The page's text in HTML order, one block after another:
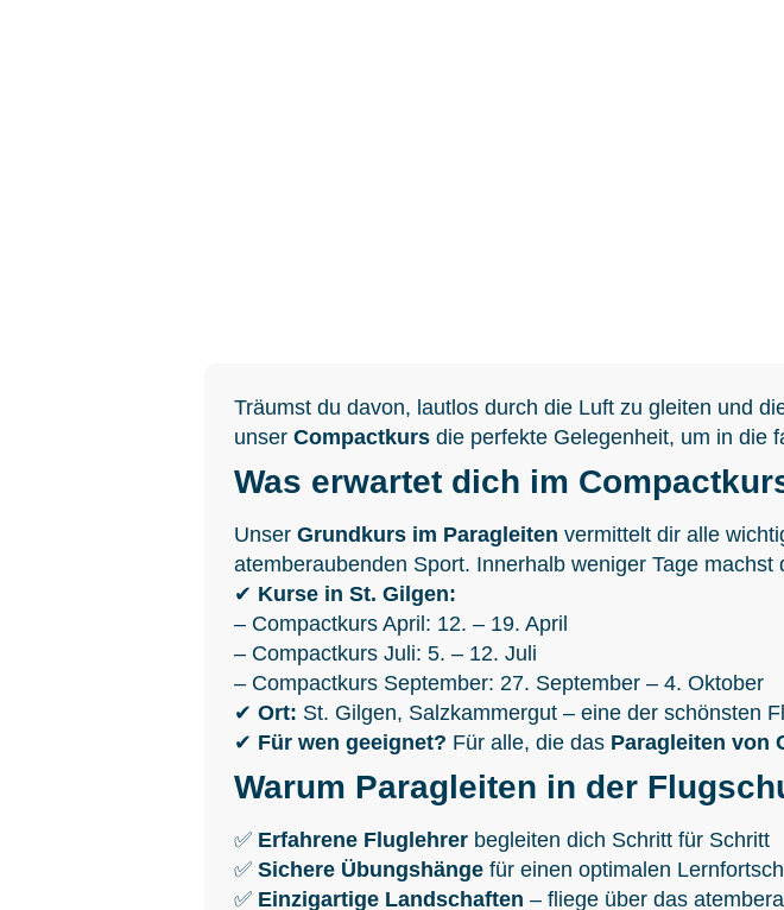
Träumst du davon, lautlos durch die Luft zu gleiten und
unser Compactkurs die perfekte Gelegenheit, um in die
Was erwartet dich im
Unser Grundkurs im Paragleiten vermittelt dir alle
atemberaubenden Sport. Innerhalb weniger Tage machst
✔ Kurse in St. Gilgen:
– Compactkurs April: 12. – 19. April
– Compactkurs Juli: 5. – 12. Juli
– Compactkurs September: 27. September – 4. Oktober
✔ Ort: St. Gilgen, Salzkammergut – eine der schönsten
✔ Für wen geeignet? Für alle, die das Paragleiten von
Warum Paragleiten in der
✅ Erfahrene Fluglehrer begleiten dich Schritt für Schritt
✅ Sichere Übungshänge für einen optimalen
✅ Einzigartige Landschaften – fliege über das